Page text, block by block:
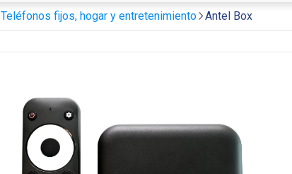
Teléfonos fijos, hogar y entretenimiento Antel Box